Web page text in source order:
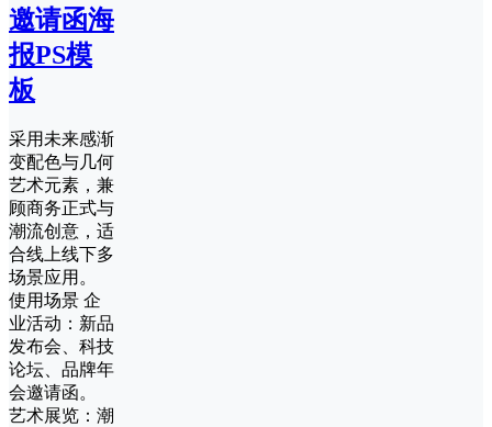
邀请函海
报PS模
板
采用未来感渐
变配色与几何
艺术元素，兼
顾商务正式与
潮流创意，适
合线上线下多
场景应用。
使用场景 企
业活动：新品
发布会、科技
论坛、品牌年
会邀请函。
艺术展览：潮